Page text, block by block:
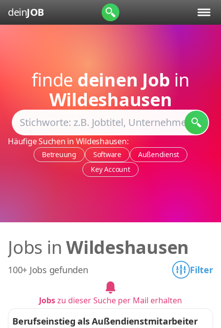
deinJOB
finde deinen Job in
Wildeshausen
Häufige Suchen in Wildeshausen:
Betreuung Software
Außendienst
Key Account
Jobs in Wildeshausen
100+ Jobs gefunden Filter
Jobszu dieser Suche per Mail erhalten
Berufseinstieg als Außendienstmitarbeiter